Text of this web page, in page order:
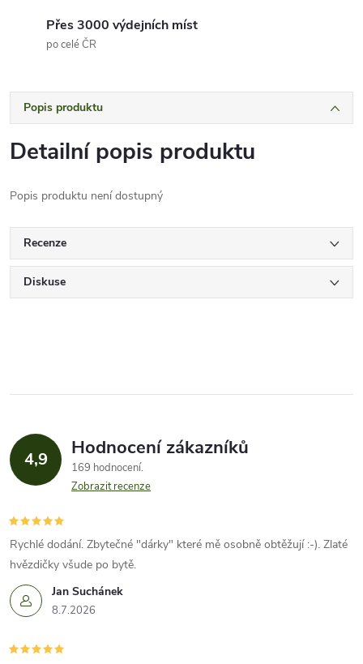
Přes 3000 výdejních míst
po celé ČR
Popis produktu
Detailní popis produktu
Popis produktu není dostupný
Recenze
Diskuse
4,9 Hodnocení zákazníků
169 hodnocení
Zobrazit recenze
Jan Suchánek
8.7.2026
Rychlé dodání. Zbytečné "dárky" které mě osobně obtěžují :-). Zlaté
hvězdičky všude po bytě.